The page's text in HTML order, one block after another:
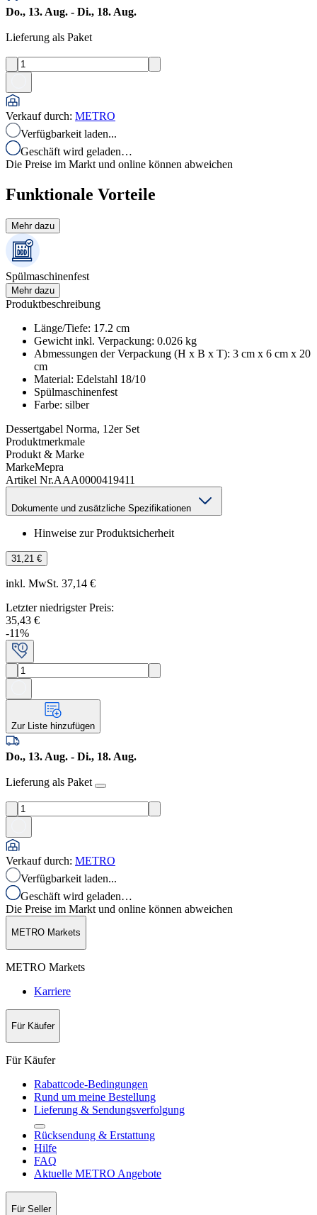
Do., 13. Aug. - Di., 18. Aug.
Lieferung als Paket
Verkauf durch: METRO
Verfügbarkeit laden...
Geschäft wird geladen…
Die Preise im Markt und online können abweichen
Funktionale Vorteile
Mehr dazu
Spülmaschinenfest
Mehr dazu
Produktbeschreibung
Länge/Tiefe: 17.2 cm
Gewicht inkl. Verpackung: 0.026 kg
Abmessungen der Verpackung (H x B x T): 3 cm x 6 cm x 20
cm
Material: Edelstahl 18/10
Spülmaschinenfest
Farbe: silber
Dessertgabel Norma, 12er Set
Produktmerkmale
Produkt & Marke
MarkeMepra
Artikel Nr.AAA0000419411
Dokumente und zusätzliche Spezifikationen
Hinweise zur Produktsicherheit
31,21 €
inkl. MwSt. 37,14 €
Letzter niedrigster Preis:
35,43 €
-11%
Zur Liste hinzufügen
Do., 13. Aug. - Di., 18. Aug.
Lieferung als Paket
Verkauf durch: METRO
Verfügbarkeit laden...
Geschäft wird geladen…
Die Preise im Markt und online können abweichen
METRO Markets
METRO Markets
Karriere
Für Käufer
Für Käufer
Rabattcode-Bedingungen
Rund um meine Bestellung
Lieferung & Sendungsverfolgung
Rücksendung & Erstattung
Hilfe
FAQ
Aktuelle METRO Angebote
Für Seller